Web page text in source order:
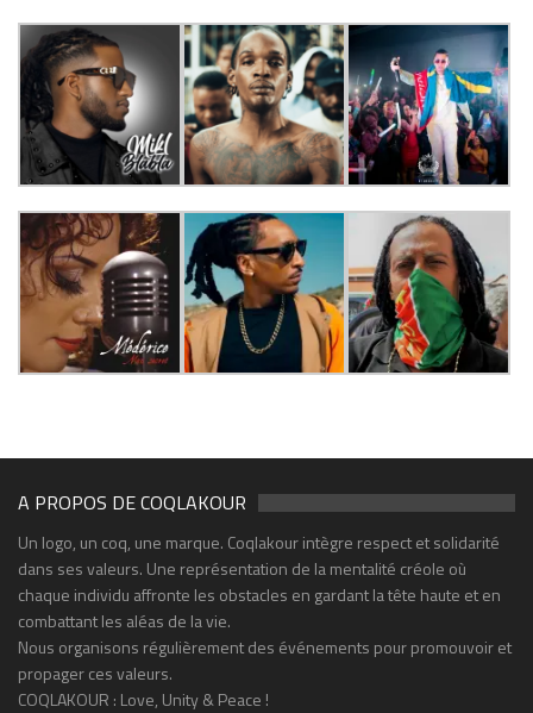
A PROPOS DE COQLAKOUR
Un logo, un coq, une marque. Coqlakour intègre respect et solidarité
dans ses valeurs. Une représentation de la mentalité créole où
chaque individu affronte les obstacles en gardant la tête haute et en
combattant les aléas de la vie.
Nous organisons régulièrement des événements pour promouvoir et
propager ces valeurs.
COQLAKOUR : Love, Unity & Peace !